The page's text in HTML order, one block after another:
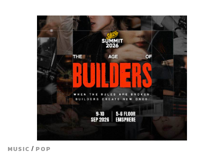
MUSIC / POP